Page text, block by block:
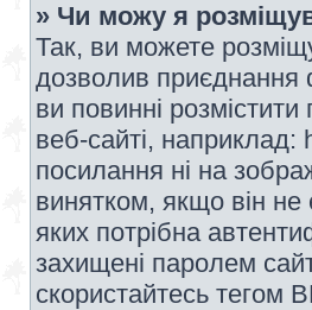
» Чи можу я
Так, ви можете
дозволив
ви повинні
веб-сайті,
посилання ні на
винятком, якщо він
яких потрібна
захищені паролем
скористайтесь тегом